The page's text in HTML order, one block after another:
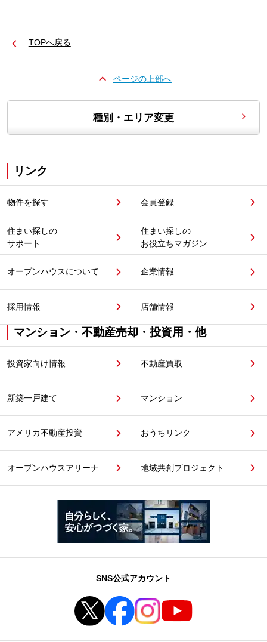
TOPへ戻る
ページの上部へ
種別・エリア変更
リンク
物件を探す 会員登録
住まい探しの
サポート
住まい探しの
お役立ちマガジン
オープンハウスについて 企業情報
採用情報 店舗情報
マンション・不動産売却・投資用・他
投資家向け情報 不動産買取
新築一戸建て マンション
アメリカ不動産投資 おうちリンク
オープンハウスアリーナ 地域共創プロジェクト
SNS公式アカウント